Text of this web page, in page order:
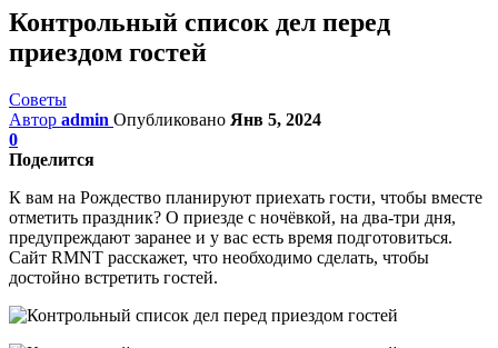
Контрольный список дел перед
приездом гостей
Советы
Автор admin Опубликовано Янв 5, 2024
0
Поделится
К вам на Рождество планируют приехать гости, чтобы вместе
отметить праздник? О приезде с ночёвкой, на два-три дня,
предупреждают заранее и у вас есть время подготовиться.
Сайт RMNT расскажет, что необходимо сделать, чтобы
достойно встретить гостей.